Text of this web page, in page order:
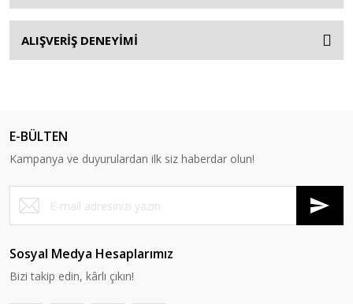
ALIŞVERİŞ DENEYİMİ
E-BÜLTEN
Kampanya ve duyurulardan ilk siz haberdar olun!
Sosyal Medya Hesaplarımız
Bizi takip edin, kârlı çıkın!